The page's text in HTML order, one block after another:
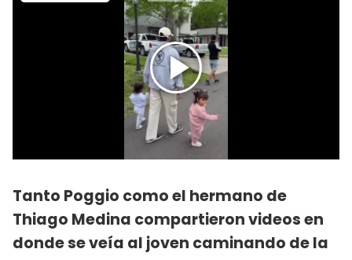
Tanto Poggio como el hermano de
Thiago Medina compartieron videos en
donde se veía al joven caminando de la